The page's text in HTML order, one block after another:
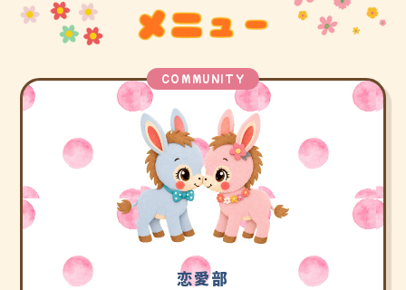
COMMUNITY
恋愛部